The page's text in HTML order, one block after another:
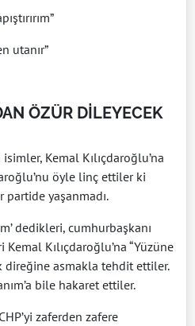
utanır”
ÖZÜR DİLEYECEK
Kemal Kılıçdaroğlu’na
öyle linç ettiler ki
yaşanmadı.
dedikleri, cumhurbaşkanı
Kılıçdaroğlu’na “Yüzüne
direğine asmakla tehdit ettiler.
bile hakaret ettiler.
zaferden zafere